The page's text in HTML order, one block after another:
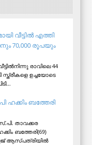
വീട്ടിൽ എത്തി
70,000 രൂപയും
രാവിലെ 44
സ്ത്രീകളെ ഉച്ചയോടെ
ബത്തേരി
താവക്കര
ബത്തേരി(69)
ആസ്​പത്രിയില്‍